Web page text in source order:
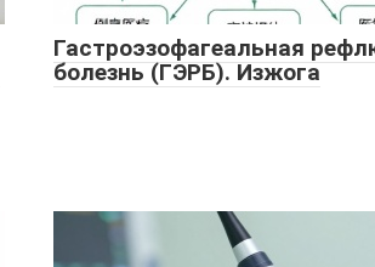
Гастроэзофагеальная
болезнь (ГЭРБ). Изжога